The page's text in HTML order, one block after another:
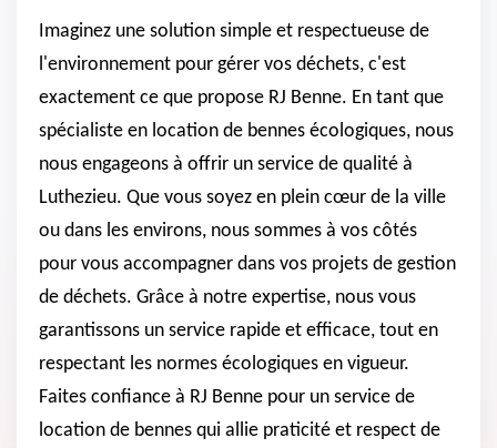
Imaginez une solution simple et respectueuse de
l'environnement pour gérer vos déchets, c'est
exactement ce que propose RJ Benne. En tant que
spécialiste en location de bennes écologiques, nous
nous engageons à offrir un service de qualité à
Luthezieu. Que vous soyez en plein cœur de la ville
ou dans les environs, nous sommes à vos côtés
pour vous accompagner dans vos projets de gestion
de déchets. Grâce à notre expertise, nous vous
garantissons un service rapide et efficace, tout en
respectant les normes écologiques en vigueur.
Faites confiance à RJ Benne pour un service de
location de bennes qui allie praticité et respect de